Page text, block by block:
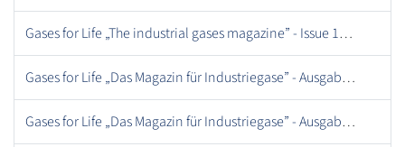
Gases for Life „The industrial gases magazine” - Issue 13, September 2014 .pdf
Gases for Life „Das Magazin für Industriegase” - Ausgabe 24, Mai 2018.pdf
Gases for Life „Das Magazin für Industriegase” - Ausgabe 13, September 2014.pdf